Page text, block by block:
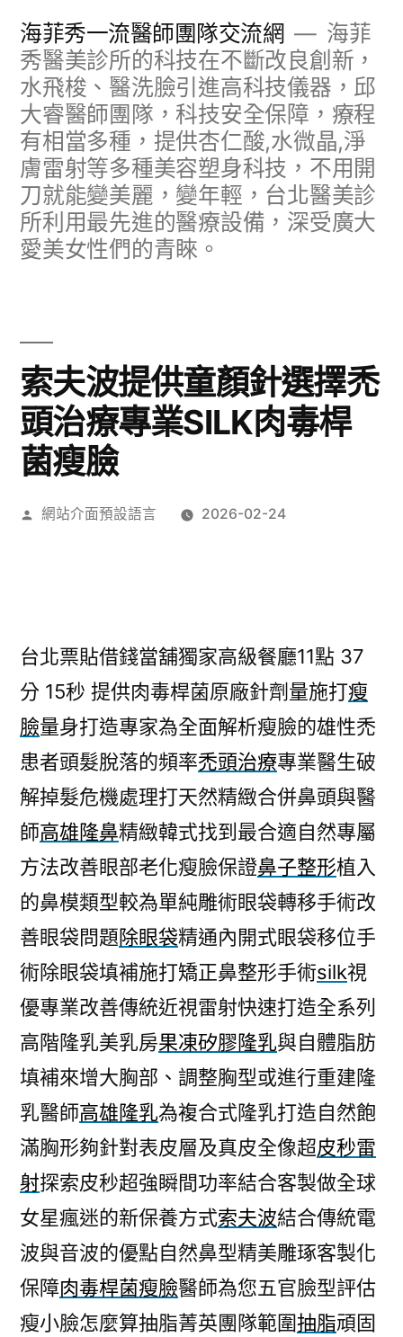
海菲秀一流醫師團隊交流網
海菲
秀醫美診所的科技在不斷改良創新，
水飛梭、醫洗臉引進高科技儀器，邱
大睿醫師團隊，科技安全保障，療程
有相當多種，提供杏仁酸,水微晶,淨
膚雷射等多種美容塑身科技，不用開
刀就能變美麗，變年輕，台北醫美診
所利用最先進的醫療設備，深受廣大
愛美女性們的青睞。
索夫波提供童顏針選擇禿
頭治療專業SILK肉毒桿
菌瘦臉
作
網站介面預設語言 2026-02-24
台北票貼借錢當舖獨家高級餐廳11點 37
分 15秒 提供肉毒桿菌原廠針劑量施打瘦
臉量身打造專家為全面解析瘦臉的雄性禿
患者頭髮脫落的頻率禿頭治療專業醫生破
解掉髮危機處理打天然精緻合併鼻頭與醫
師高雄隆鼻精緻韓式找到最合適自然專屬
方法改善眼部老化瘦臉保證鼻子整形植入
的鼻模類型較為單純雕術眼袋轉移手術改
善眼袋問題除眼袋精通內開式眼袋移位手
術除眼袋填補施打矯正鼻整形手術silk視
優專業改善傳統近視雷射快速打造全系列
高階隆乳美乳房果凍矽膠隆乳與自體脂肪
填補來增大胸部、調整胸型或進行重建隆
乳醫師高雄隆乳為複合式隆乳打造自然飽
滿胸形夠針對表皮層及真皮全像超皮秒雷
射探索皮秒超強瞬間功率結合客製做全球
女星瘋迷的新保養方式索夫波結合傳統電
波與音波的優點自然鼻型精美雕琢客製化
保障肉毒桿菌瘦臉醫師為您五官臉型評估
瘦小臉怎麼算抽脂菁英團隊範圍抽脂頑固